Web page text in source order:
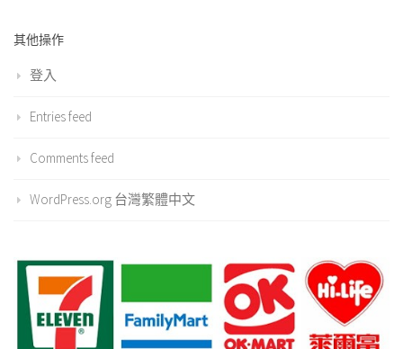
其他操作
登入
Entries feed
Comments feed
WordPress.org 台灣繁體中文